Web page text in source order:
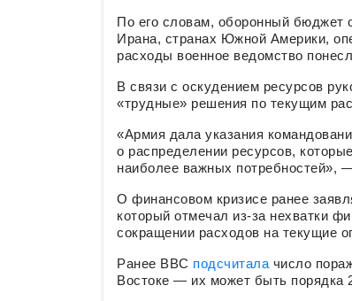
По его словам, оборонный бюджет
Ирана, странах Южной Америки,
расходы военное ведомство
В связи с оскудением ресурсов
«трудные» решения по текущим
«Армия дала указания
о распределении ресурсов,
наиболее важных потребностей»,
О финансовом кризисе ранее
который отмечал из-за нехватки
сокращении расходов на текущие
Ранее BBC подсчитала число
Востоке — их может быть порядка